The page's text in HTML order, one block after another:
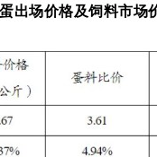
出场价格及饲料市场